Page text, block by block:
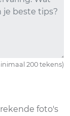
200 tekens)
foto's